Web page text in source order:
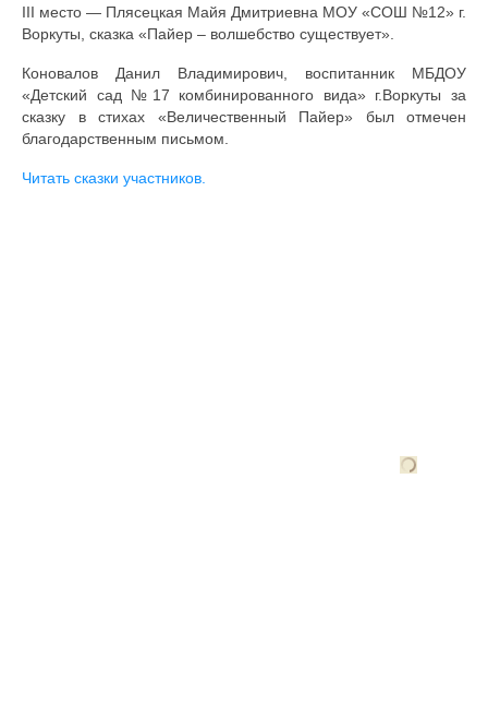
III место — Плясецкая Майя Дмитриевна МОУ «СОШ №12» г.
Воркуты, сказка «Пайер – волшебство существует».
Коновалов Данил Владимирович, воспитанник МБДОУ
«Детский сад №17 комбинированного вида» г.Воркуты за
сказку в стихах «Величественный Пайер» был отмечен
благодарственным письмом.
Читать сказки участников.